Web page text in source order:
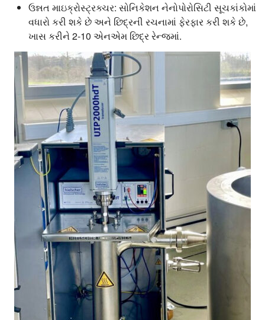
ઉન્નત માઇક્રોસ્ટ્રક્ચર: સોનિકેશન નેનોપોરોસિટી સૂચકાંકોમાં
વધારો કરી શકે છે અને છિદ્રની રચનામાં ફેરફાર કરી શકે છે,
ખાસ કરીને 2-10 એનએમ છિદ્ર રેન્જમાં.